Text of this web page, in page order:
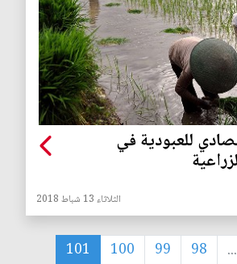
للعبودية في
الثلاثاء 13 شباط 2018
...
98
99
100
101